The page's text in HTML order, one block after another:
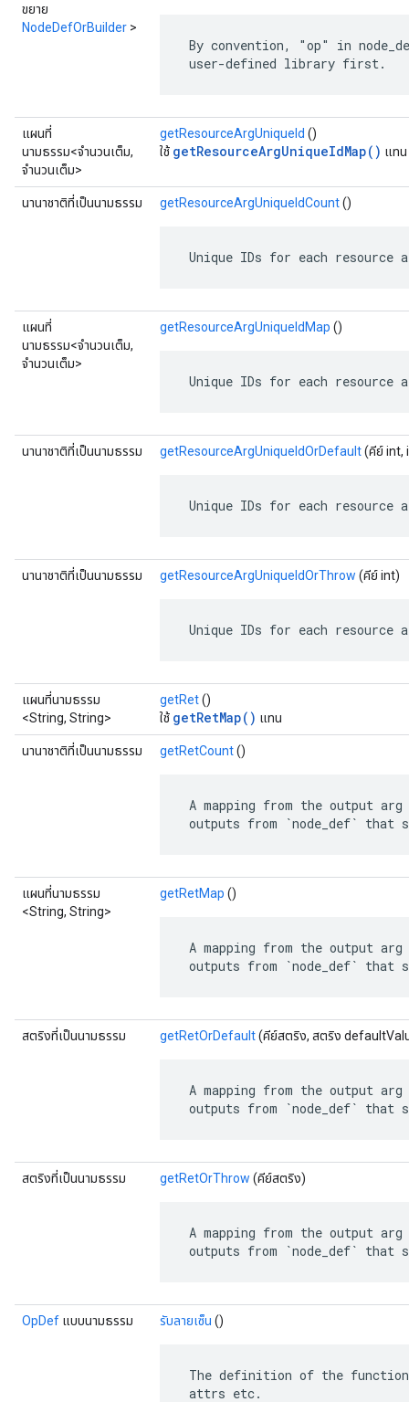
ขยาย
NodeDefOrBuilder >
By convention, "op" in
user-defined library first.
แผนที่
นามธรรม<จำนวนเต็ม,
จำนวนเต็ม>
getResourceArgUniqueId ()
ใช้ getResourceArgUniqueIdMap() แทน
นานาชาติที่เป็นนามธรรม getResourceArgUniqueIdCount()
Unique IDs for each resource
แผนที่
นามธรรม<จำนวนเต็ม,
จำนวนเต็ม>
getResourceArgUniqueIdMap ()
Unique IDs for each resource
นานาชาติที่เป็นนามธรรม getResourceArgUniqueIdOrDefault(คีย์ int,
Unique IDs for each resource
นานาชาติที่เป็นนามธรรม getResourceArgUniqueIdOrThrow (คีย์ int)
Unique IDs for each resource
แผนที่นามธรรม
<String, String>
getRet()
ใช้ getRetMap() แทน
นานาชาติที่เป็นนามธรรม getRetCount()
A mapping from the output
outputs from `node_def` that
แผนที่นามธรรม
<String, String>
getRetMap ()
A mapping from the output
outputs from `node_def` that
สตริงที่เป็นนามธรรม getRetOrDefault(คีย์สตริง, สตริง
A mapping from the output
outputs from `node_def` that
สตริงที่เป็นนามธรรม getRetOrThrow (คีย์สตริง)
A mapping from the output
outputs from `node_def` that
OpDef แบบนามธรรม รับลายเซ็น ()
The definition of the
attrs etc.